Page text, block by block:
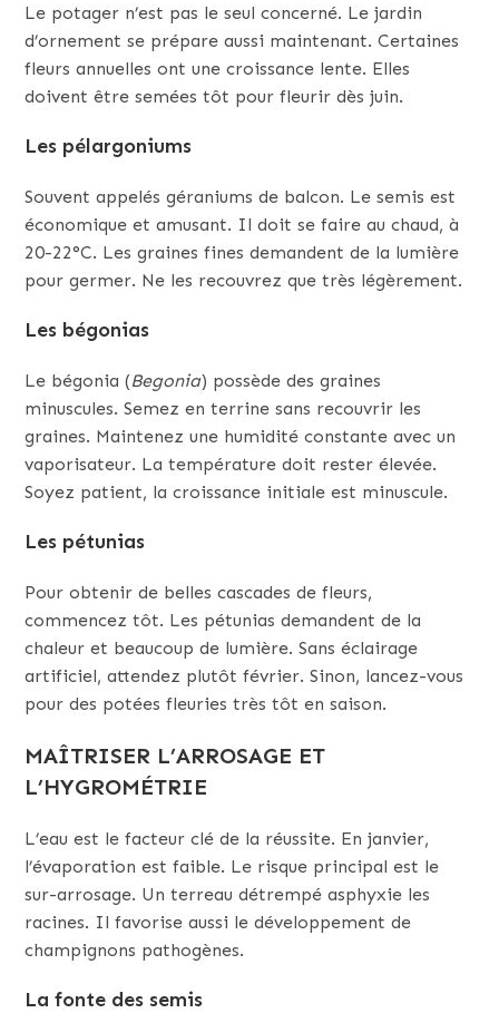
Le potager n’est pas le seul concerné. Le jardin
d’ornement se prépare aussi maintenant. Certaines
fleurs annuelles ont une croissance lente. Elles
doivent être semées tôt pour fleurir dès juin.
Les pélargoniums
Souvent appelés géraniums de balcon. Le semis est
économique et amusant. Il doit se faire au chaud, à
20-22°C. Les graines fines demandent de la lumière
pour germer. Ne les recouvrez que très légèrement.
Les bégonias
Le bégonia (Begonia) possède des graines
minuscules. Semez en terrine sans recouvrir les
graines. Maintenez une humidité constante avec un
vaporisateur. La température doit rester élevée.
Soyez patient, la croissance initiale est minuscule.
Les pétunias
Pour obtenir de belles cascades de fleurs,
commencez tôt. Les pétunias demandent de la
chaleur et beaucoup de lumière. Sans éclairage
artificiel, attendez plutôt février. Sinon, lancez-vous
pour des potées fleuries très tôt en saison.
MAÎTRISER L’ARROSAGE ET
L’HYGROMÉTRIE
L’eau est le facteur clé de la réussite. En janvier,
l’évaporation est faible. Le risque principal est le
sur-arrosage. Un terreau détrempé asphyxie les
racines. Il favorise aussi le développement de
champignons pathogènes.
La fonte des semis